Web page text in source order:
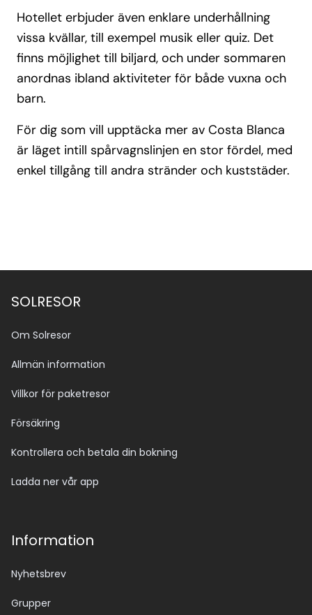
Hotellet erbjuder även enklare underhållning
vissa kvällar, till exempel musik eller quiz. Det
finns möjlighet till biljard, och under sommaren
anordnas ibland aktiviteter för både vuxna och
barn.
För dig som vill upptäcka mer av Costa Blanca
är läget intill spårvagnslinjen en stor fördel, med
enkel tillgång till andra stränder och kuststäder.
SOLRESOR
Om Solresor
Allmän information
Villkor för paketresor
Försäkring
Kontrollera och betala din bokning
Ladda ner vår app
Information
Nyhetsbrev
Grupper